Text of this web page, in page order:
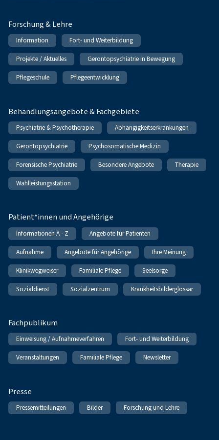
Forschung & Lehre
Information Fort- und Weiterbildung
Projekte / Aktuelles Gerontopsychiatrie in Bewegung
Pflegeschule Pflegeentwicklung
Behandlungsangebote & Fachgebiete
Psychiatrie & Psychotherapie Abhängigkeitserkrankungen
Gerontopsychiatrie Psychosomatische Medizin
Forensische Psychiatrie Besondere Angebote Therapie
Wahlleistungsstation
Patient*innen und Angehörige
Informationen A - Z Angebote für Patienten
Aufnahme Angebote für Angehörige Ihre Meinung
Klinikwegweiser Familiale Pflege Seelsorge
Sozialdienst Sozialzentrum Krankheitsbilderglossar
Fachpublikum
Einweisung / Aufnahmeverfahren Fort- und Weiterbildung
Veranstaltungen Familiale Pflege Newsletter
Presse
Pressemitteilungen Bilder Forschung und Lehre